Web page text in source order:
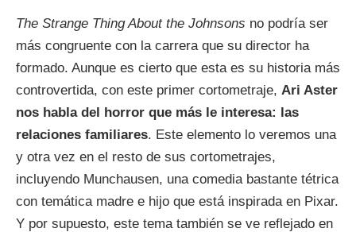
The Strange Thing About the Johnsons no podría ser
más congruente con la carrera que su director ha
formado. Aunque es cierto que esta es su historia más
controvertida, con este primer cortometraje, Ari Aster
nos habla del horror que más le interesa: las
relaciones familiares. Este elemento lo veremos una
y otra vez en el resto de sus cortometrajes,
incluyendo Munchausen, una comedia bastante tétrica
con temática madre e hijo que está inspirada en Pixar.
Y por supuesto, este tema también se ve reflejado en